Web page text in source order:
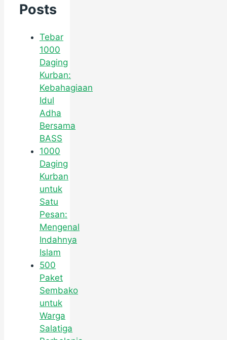
Posts
Tebar
1000
Daging
Kurban:
Kebahagiaan
Idul
Adha
Bersama
BASS
1000
Daging
Kurban
untuk
Satu
Pesan:
Mengenal
Indahnya
Islam
500
Paket
Sembako
untuk
Warga
Salatiga